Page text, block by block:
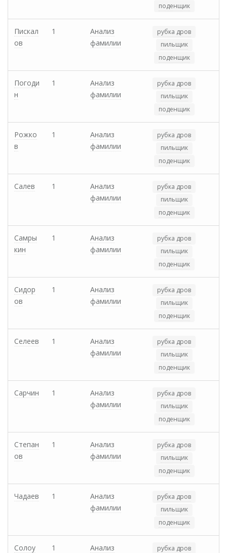
поденщик
Пискал
ов
1
Анализ
фамилии
рубка дров
пильщик
поденщик
Погоди
н
1
Анализ
фамилии
рубка дров
пильщик
поденщик
Рожко
в
1
Анализ
фамилии
рубка дров
пильщик
поденщик
Салев 1
Анализ
фамилии
рубка дров
пильщик
поденщик
Самры
кин
1
Анализ
фамилии
рубка дров
пильщик
поденщик
Сидор
ов
1
Анализ
фамилии
рубка дров
пильщик
поденщик
Селеев 1
Анализ
фамилии
рубка дров
пильщик
поденщик
Сарчин 1
Анализ
фамилии
рубка дров
пильщик
поденщик
Степан
ов
1
Анализ
фамилии
рубка дров
пильщик
поденщик
Чадаев 1
Анализ
фамилии
рубка дров
пильщик
поденщик
Солоу
1
Анализ
рубка дров